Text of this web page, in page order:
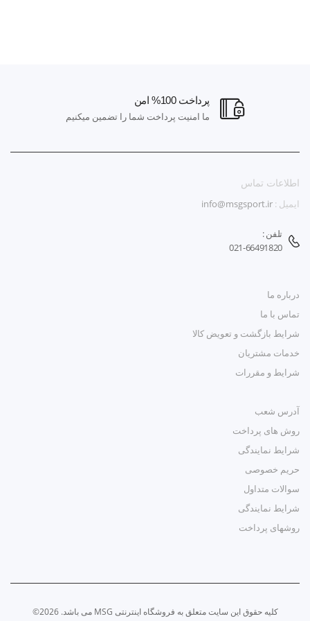
پرداخت 100% امن
ما امنیت پرداخت شما را تضمین میکنیم
اطلاعات تماس
ایمیل : info@msgsport.ir
تلفن :
021-66491820
درباره ما
تماس با ما
شرایط بازگشت و تعویض کالا
خدمات مشتریان
شرایط و مقررات
آدرس شعب
روش های پرداخت
شرایط نمایندگی
حریم خصوصی
سوالات متداول
شرایط نمایندگی
روشهای پرداخت
کلیه حقوق این سایت متعلق به فروشگاه اینترنتی MSG می باشد. 2026©